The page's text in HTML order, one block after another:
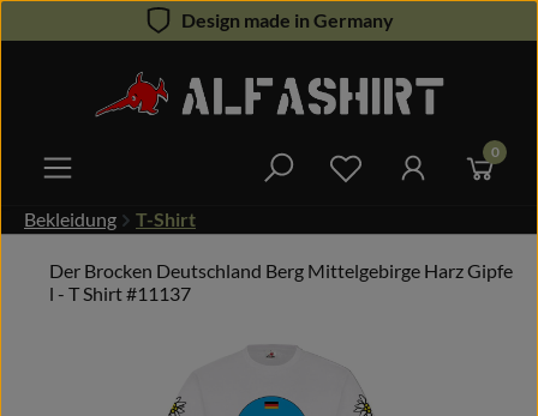
Zum Hauptinhalt springenDesign made in Germany
Du hast 0 0
Bekleidung T-Shirt
Der Brocken Deutschland Berg Mittelgebirge Harz Gipfe
l - T Shirt #11137